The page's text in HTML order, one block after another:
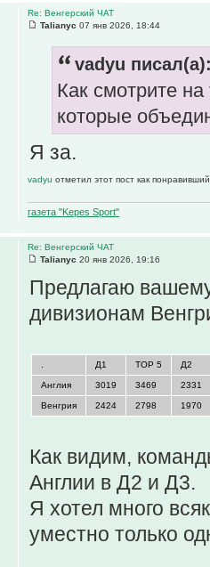
Re: Венгерский ЧАТ
Talianyc 07 янв 2026, 18:44
vadyu
Как смотрите на
которые
Я за.
vadyu отметил этот пост как
газета "Kepes Sport"
Re: Венгерский ЧАТ
Talianyc 20 янв 2026, 19:16
Предлагаю
дивизионам
Д1 TOP 5 Д2
Англия 3019 3469 2331
Венгрия 2424 2798 1970
Как видим,
Англии в Д2 и Д3.
Я хотел много
уместно только